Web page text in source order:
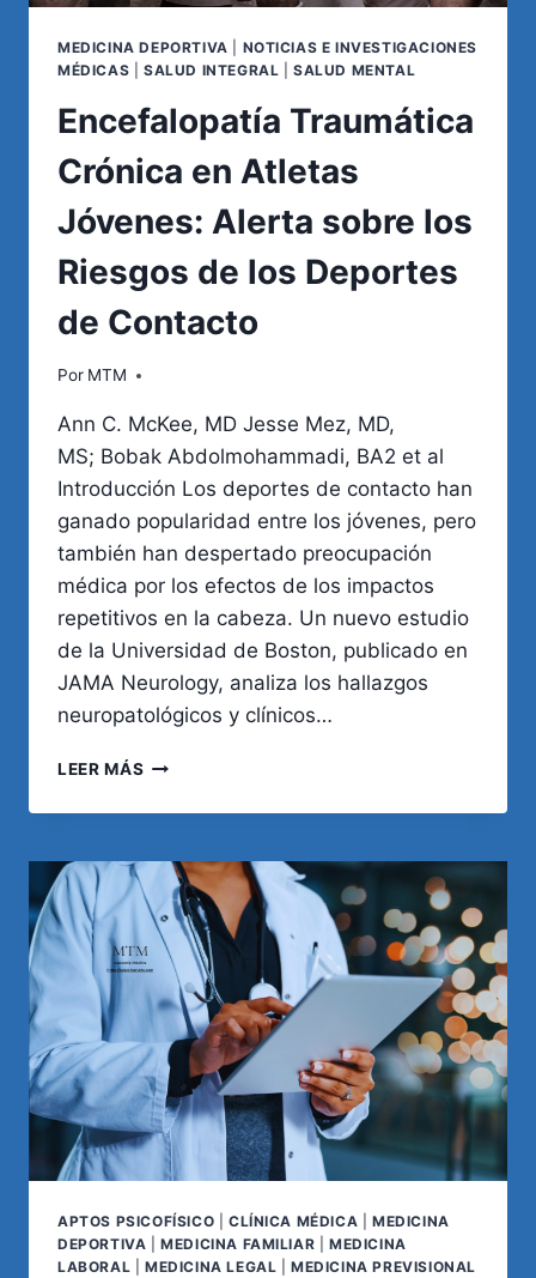
MEDICINA DEPORTIVA
NOTICIAS E INVESTIGACIONES
MÉDICAS
SALUD INTEGRAL |SALUD MENTAL
Encefalopatía Traumática
Crónica en Atletas
Jóvenes: Alerta sobre los
Riesgos de los Deportes
de Contacto
Por MTM
Ann C. McKee, MD Jesse Mez, MD,
MS; Bobak Abdolmohammadi, BA2 et al
Introducción Los deportes de contacto han
ganado popularidad entre los jóvenes, pero
también han despertado preocupación
médica por los efectos de los impactos
repetitivos en la cabeza. Un nuevo estudio
de la Universidad de Boston, publicado en
JAMA Neurology, analiza los hallazgos
neuropatológicos y clínicos…
LEER MÁS ENCEFALOPATÍA
CRÓNICA
ATLETAS
JÓVENES:
ALERTA
SOBRE
LOS
RIESGOS
DE
LOS
DEPORTES
DE
CONTACTO
APTOS PSICOFÍSICO CLÍNICA MÉDICA |MEDICINA
DEPORTIVA |MEDICINA FAMILIAR |MEDICINA
LABORAL
MEDICINA LEGAL |MEDICINA PREVISIONAL